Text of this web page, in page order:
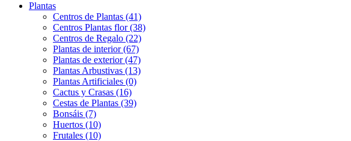
Plantas
Centros de Plantas (41)
Centros Plantas flor (38)
Centros de Regalo (22)
Plantas de interior (67)
Plantas de exterior (47)
Plantas Arbustivas (13)
Plantas Artificiales (0)
Cactus y Crasas (16)
Cestas de Plantas (39)
Bonsáis (7)
Huertos (10)
Frutales (10)